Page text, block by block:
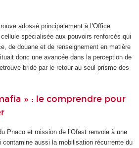
adossé principalement à l’Office
spécialisée aux pouvoirs renforcés qui
de douane et de renseignement en matière
donc une avancée dans la perception de
bridé par le retour au seul prisme des
» : le comprendre pour
Pnaco et mission de l’Ofast renvoie à une
contamine aussi la mobilisation récurrente du